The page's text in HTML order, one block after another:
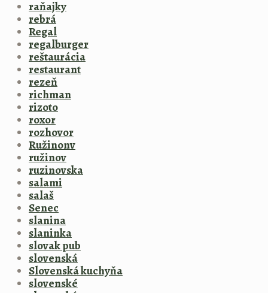
raňajky
rebrá
Regal
regalburger
reštaurácia
restaurant
rezeň
richman
rizoto
roxor
rozhovor
Ružinonv
ružinov
ruzinovska
salami
salaš
Senec
slanina
slaninka
slovak pub
slovenská
Slovenská kuchyňa
slovenské